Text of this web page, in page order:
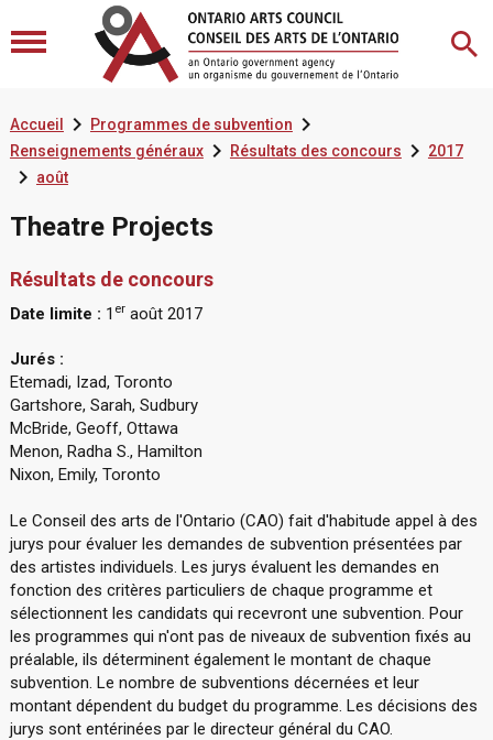
Accueil  Programmes de subvention
Renseignements généraux Résultats des concours 2017
 août
Theatre Projects
Résultats de concours
Date limite : 1 eraoût 2017
Jurés :
Etemadi, Izad, Toronto
Gartshore, Sarah, Sudbury
McBride, Geoff, Ottawa
Menon, Radha S., Hamilton
Nixon, Emily, Toronto
Le Conseil des arts de l'Ontario (CAO) fait d'habitude appel à des
jurys pour évaluer les demandes de subvention présentées par
des artistes individuels. Les jurys évaluent les demandes en
fonction des critères particuliers de chaque programme et
sélectionnent les candidats qui recevront une subvention. Pour
les programmes qui n'ont pas de niveaux de subvention fixés au
préalable, ils déterminent également le montant de chaque
subvention. Le nombre de subventions décernées et leur
montant dépendent du budget du programme. Les décisions des
jurys sont entérinées par le directeur général du CAO.